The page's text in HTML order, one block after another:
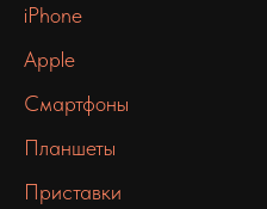
iPhone
Apple
Смартфоны
Планшеты
Приставки